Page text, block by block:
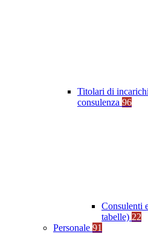
Titolari di
consulenza 96
Consulenti
tabelle) 22
Personale 91